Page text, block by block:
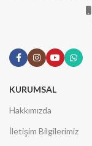
KURUMSAL
Hakkımızda
İletişim Bilgilerimiz